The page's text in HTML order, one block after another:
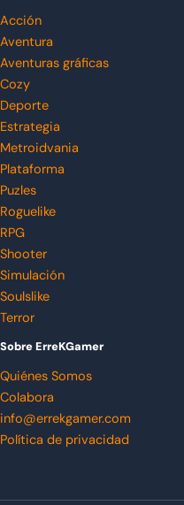
Acción
Aventura
Aventuras gráficas
Cozy
Deporte
Estrategia
Metroidvania
Plataforma
Puzles
Roguelike
RPG
Shooter
Simulación
Soulslike
Terror
Sobre ErreKGamer
Quiénes Somos
Colabora
info@errekgamer.com
Política de privacidad